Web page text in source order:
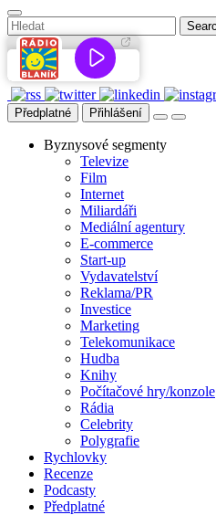
Předplatné Přihlášení
Byznysové segmenty
Televize
Film
Internet
Miliardáři
Mediální agentury
E-commerce
Start-up
Vydavatelství
Reklama/PR
Investice
Marketing
Telekomunikace
Hudba
Knihy
Počítačové hry/konzole
Rádia
Celebrity
Polygrafie
Rychlovky
Recenze
Podcasty
Předplatné